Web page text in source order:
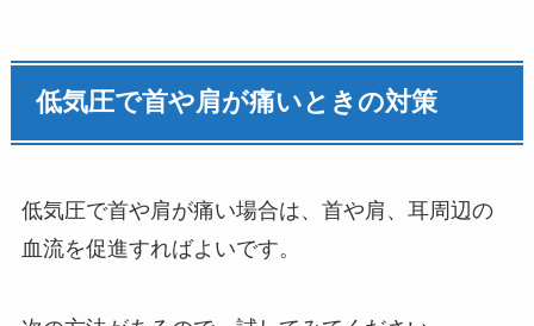
低気圧で首や肩が痛いときの対策
低気圧で首や肩が痛い場合は、首や肩、耳周辺の
血流を促進すればよいです。